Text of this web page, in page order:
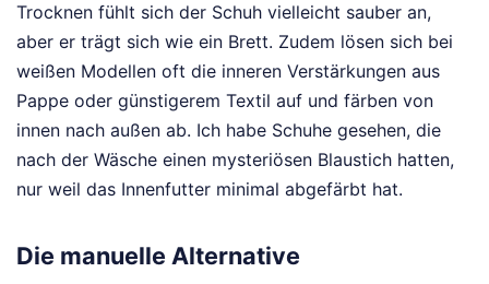
Trocknen fühlt sich der Schuh vielleicht sauber an,
aber er trägt sich wie ein Brett. Zudem lösen sich bei
weißen Modellen oft die inneren Verstärkungen aus
Pappe oder günstigerem Textil auf und färben von
innen nach außen ab. Ich habe Schuhe gesehen, die
nach der Wäsche einen mysteriösen Blaustich hatten,
nur weil das Innenfutter minimal abgefärbt hat.
Die manuelle Alternative